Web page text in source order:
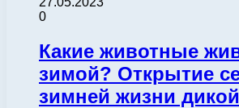
0
Какие животные
зимой? Открытие
зимней жизни